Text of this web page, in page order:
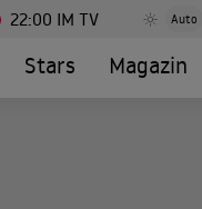
22:00 IM TV Auto
Stars Magazin